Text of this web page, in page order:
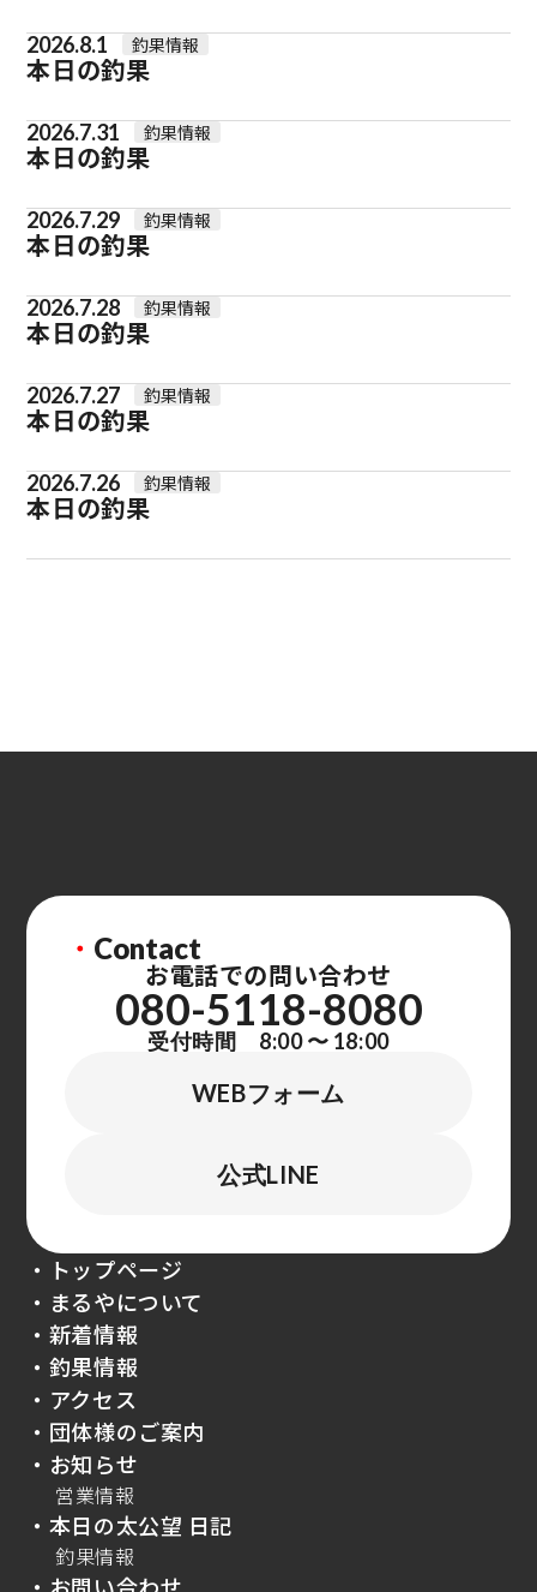
2026.8.1 釣果情報
本日の釣果
2026.7.31 釣果情報
本日の釣果
2026.7.29 釣果情報
本日の釣果
2026.7.28 釣果情報
本日の釣果
2026.7.27 釣果情報
本日の釣果
2026.7.26 釣果情報
本日の釣果
・ Contact
お電話での問い合わせ
080-5118-8080
受付時間 8:00 〜 18:00
WEBフォーム
公式LINE
・トップページ
・まるやについて
・新着情報
・釣果情報
・アクセス
・団体様のご案内
・お知らせ
営業情報
・本日の太公望 日記
釣果情報